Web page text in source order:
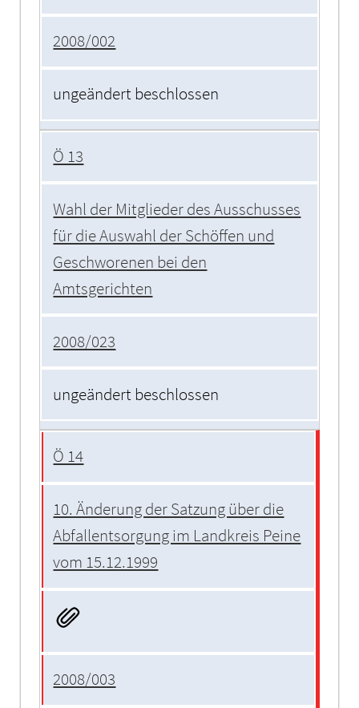
2008/002
ungeändert beschlossen
Ö 13
Wahl der Mitglieder des Ausschusses
für die Auswahl der Schöffen und
Geschworenen bei den
Amtsgerichten
2008/023
ungeändert beschlossen
Ö 14
10. Änderung der Satzung über die
Abfallentsorgung im Landkreis Peine
vom 15.12.1999
2008/003